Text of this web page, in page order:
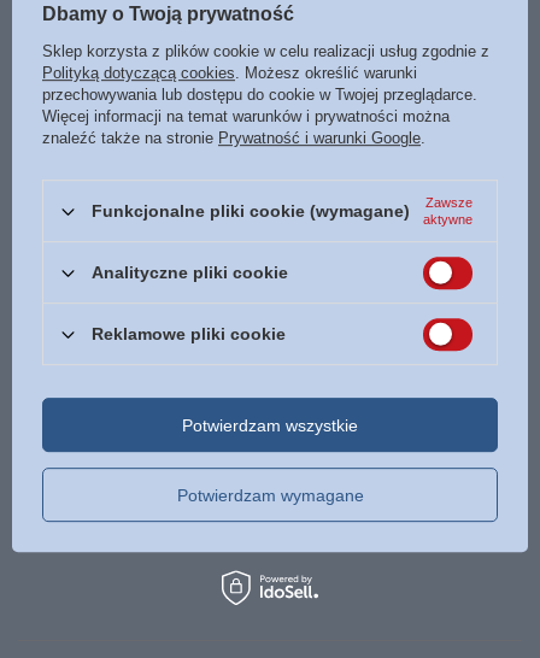
Biblia Edycja Świętego Pawła
Biblia Tabor PVC bordo
65,00 zł / szt.
Najniższa cena z 30 dni przed
obniżką:180,00 zł -63%
komentarzami - Sacha
Pecaric - oprawa twarda
99,99 zł / szt.
119,90 zł
5,00 zł
Biblia Edycja Świętego Pawła
130,00 zł / szt.
Dbamy o Twoją prywatność
Sklep korzysta z plików cookie w celu realizacji usług zgodnie z
Polityką dotyczącą cookies. Możesz określić warunki
przechowywania lub dostępu do cookie w Twojej przeglądarce.
Więcej informacji na temat warunków i prywatności można
znaleźć także na stronie Prywatność i warunki Google.
Funkcjonalne pliki cookie (wymagane)
Zawsze
aktywne
Analityczne pliki cookie
Reklamowe pliki cookie
Potwierdzam wymagane
Potwierdzam wszystkie